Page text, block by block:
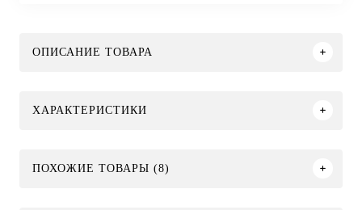
ОПИСАНИЕ ТОВАРА
ХАРАКТЕРИСТИКИ
ПОХОЖИЕ ТОВАРЫ (8)